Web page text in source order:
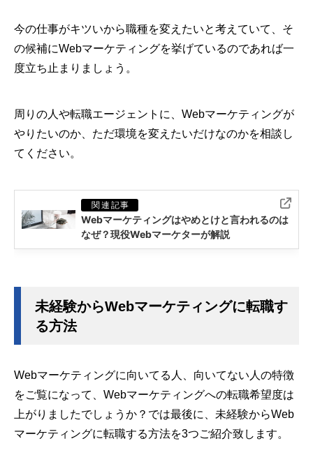
今の仕事がキツいから職種を変えたいと考えていて、そ
の候補にWebマーケティングを挙げているのであれば一
度立ち止まりましょう。
周りの人や転職エージェントに、Webマーケティングが
やりたいのか、ただ環境を変えたいだけなのかを相談し
てください。
未経験からWebマーケティングに転職す
る方法
Webマーケティングに向いてる人、向いてない人の特徴
をご覧になって、Webマーケティングへの転職希望度は
上がりましたでしょうか？では最後に、未経験からWeb
マーケティングに転職する方法を3つご紹介致します。